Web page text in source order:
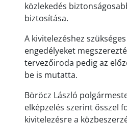
közlekedés
biztosítása.
A kivitelezéshez
engedélyeket
tervezőiroda pedig az
be is mutatta.
Böröcz László
elképzelés szerint ősszel
kivitelezésre a